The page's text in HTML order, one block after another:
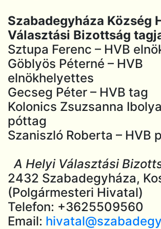
Szabadegyháza Község
Választási Bizottság
Sztupa Ferenc – HVB
Göblyös Péterné – HVB
elnökhelyettes
Gecseg Péter – HVB tag
Kolonics Zsuzsanna
póttag
Szaniszló Roberta – HVB
A Helyi Választási
2432 Szabadegyháza,
(Polgármesteri Hivatal)
Telefon: +3625509560
Email: